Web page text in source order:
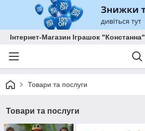
Інтернет-Магазин Іграшок "Констанна"
Товари та послуги
Товари та послуги